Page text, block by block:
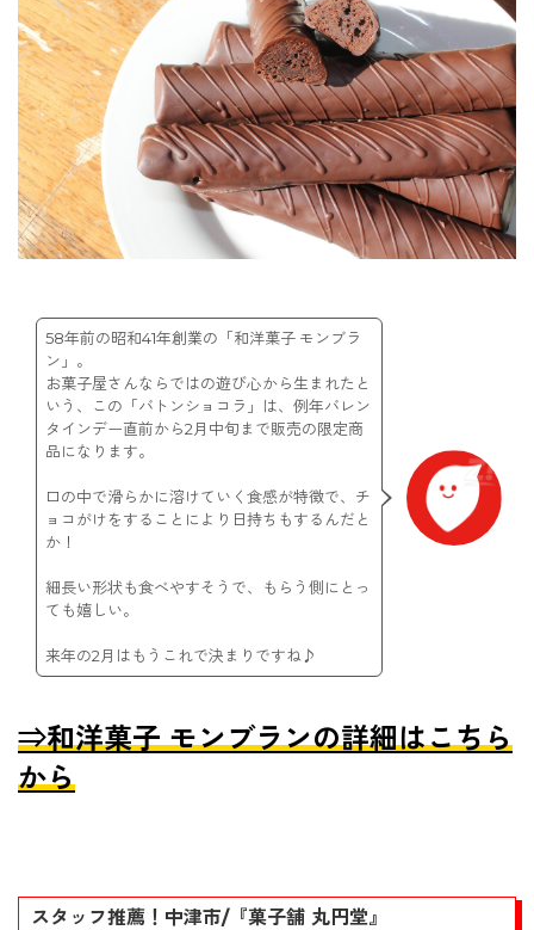
58年前の昭和41年創業の「和洋菓子 モンブラ
ン」。
お菓子屋さんならではの遊び心から生まれたと
いう、この「バトンショコラ」は、例年バレン
タインデー直前から2月中旬まで販売の限定商
品になります。
口の中で滑らかに溶けていく食感が特徴で、チ
ョコがけをすることにより日持ちもするんだと
か！
細長い形状も食べやすそうで、もらう側にとっ
ても嬉しい。
来年の2月はもうこれで決まりですね♪
⇒和洋菓子 モンブランの詳細はこちら
から
スタッフ推薦！中津市/『菓子舗 丸円堂』